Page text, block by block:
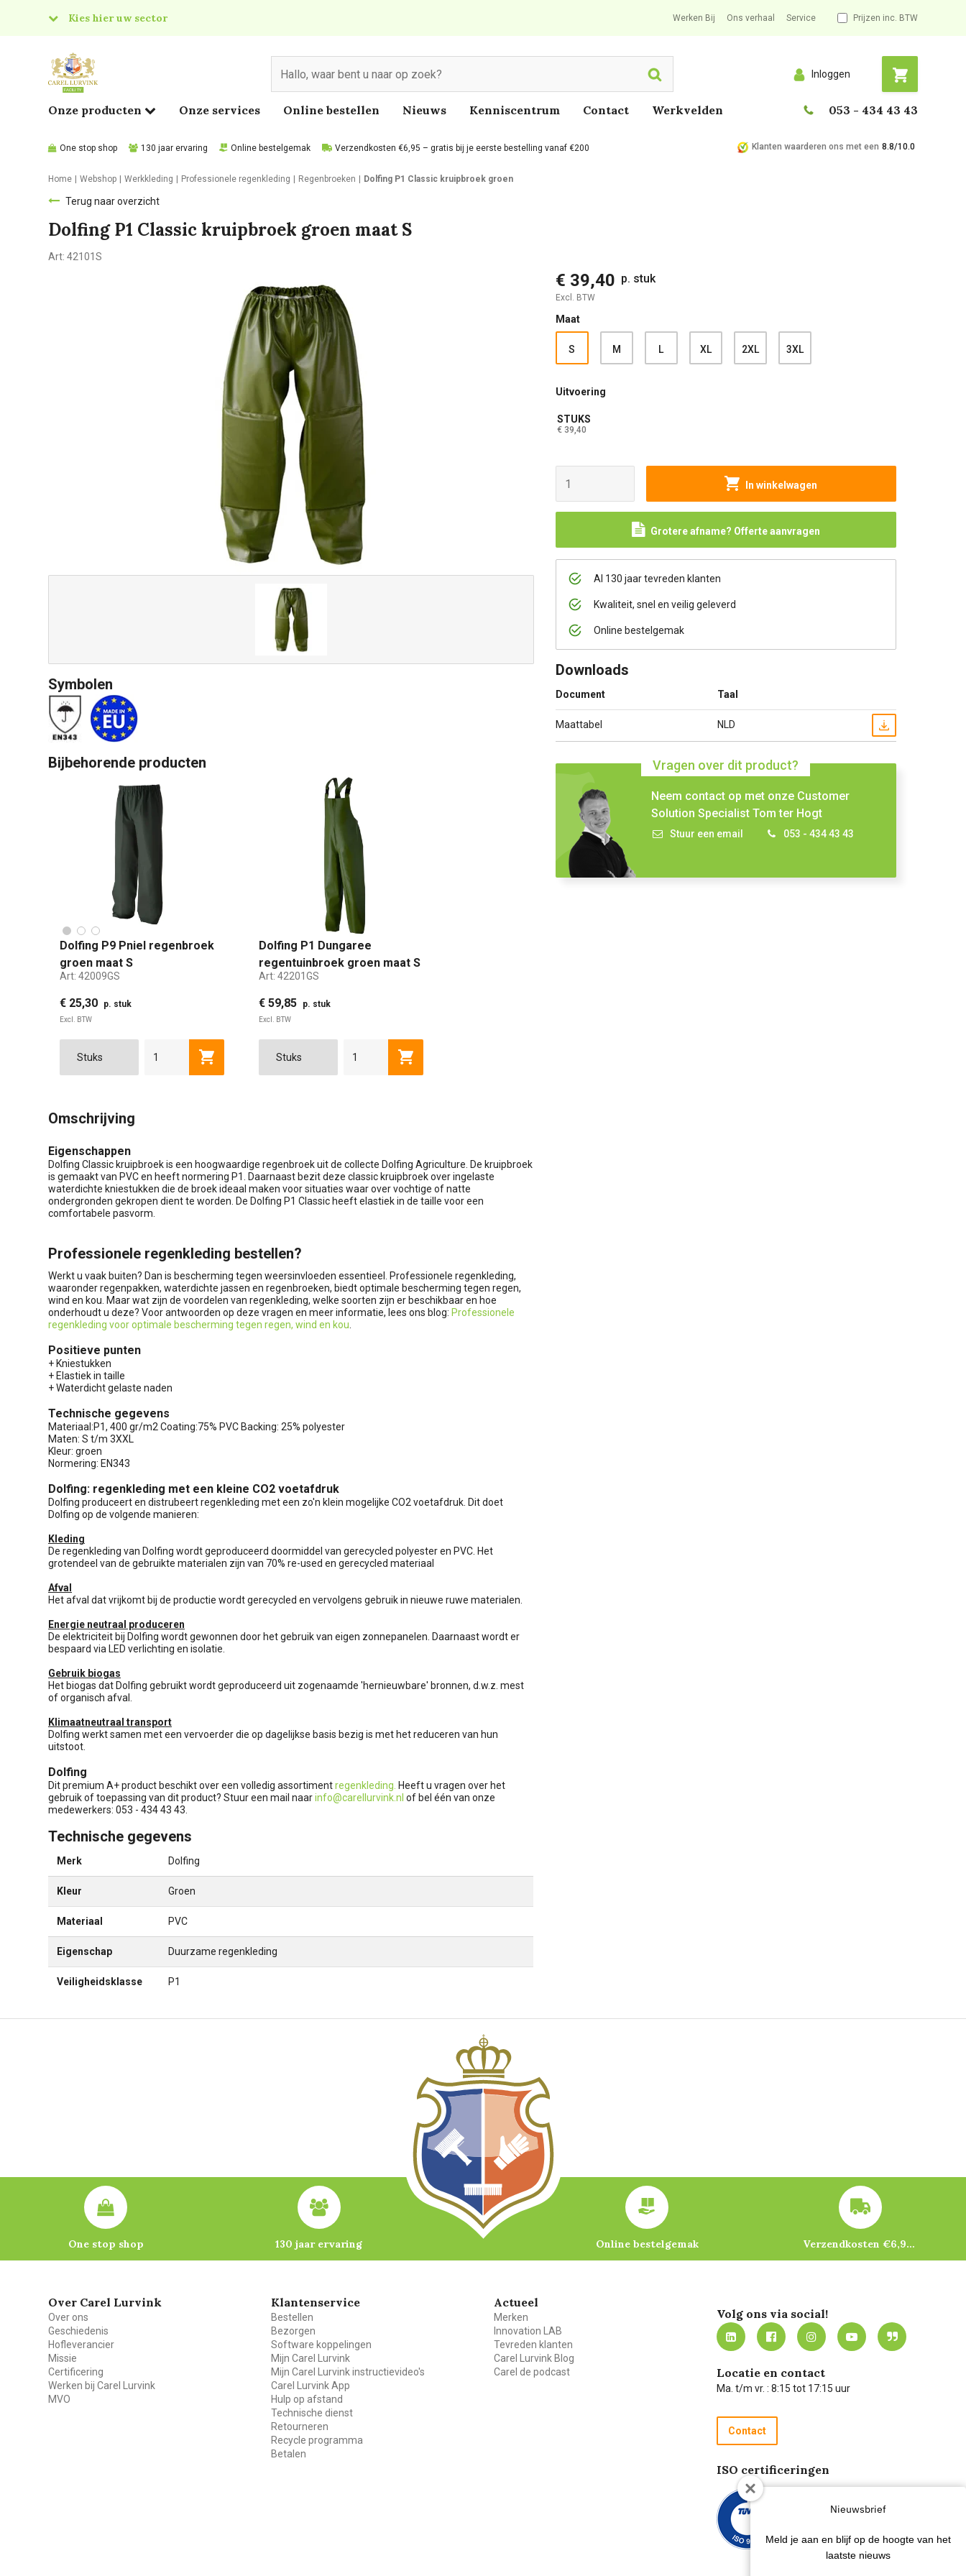
Kies hier uw sector
Food
Werken Bij Ons verhaal Service Prijzen inc. BTW
Search Inloggen
Onze producten Onze services Online bestellen Nieuws Kenniscentrum Contact Werkvelden 053 - 434 43 43
One stop shop 130 jaar ervaring Online bestelgemak Verzendkosten €6,95 – gratis bij je eerste bestelling vanaf €200 Klanten waarderen ons met een 8.8/10.0
Home Webshop Werkkleding Professionele regenkleding Regenbroeken Dolfing P1 Classic kruipbroek groen
Terug naar overzicht
Dolfing P1 Classic kruipbroek groen maat S
Art: 42101S
€ 39,40 p. stuk
Excl. BTW
Maat
S M L XL 2XL 3XL
Uitvoering
STUKS
€ 39,40
In winkelwagen
Grotere afname? Offerte aanvragen
Al 130 jaar tevreden klanten
Kwaliteit, snel en veilig geleverd
Online bestelgemak
Downloads
Document Taal
Maattabel NLD
Vragen over dit product?
Neem contact op met onze Customer
Solution Specialist Tom ter Hogt
Stuur een email 053 - 434 43 43
Symbolen
Bijbehorende producten
Dolfing P9 Pniel regenbroek
groen maat S
Art: 42009GS
€ 25,30 p. stuk
Excl. BTW
Toevoegen aan winkelwagen
Dolfing P1 Dungaree
regentuinbroek groen maat S
Art: 42201GS
€ 59,85 p. stuk
Excl. BTW
Toevoegen aan winkelwagen
Omschrijving
Eigenschappen
Dolfing Classic kruipbroek is een hoogwaardige regenbroek uit de collecte Dolfing Agriculture. De kruipbroek
is gemaakt van PVC en heeft normering P1. Daarnaast bezit deze classic kruipbroek over ingelaste
waterdichte kniestukken die de broek ideaal maken voor situaties waar over vochtige of natte
ondergronden gekropen dient te worden. De Dolfing P1 Classic heeft elastiek in de taille voor een
comfortabele pasvorm.
Professionele regenkleding bestellen?
Werkt u vaak buiten? Dan is bescherming tegen weersinvloeden essentieel. Professionele regenkleding,
waaronder regenpakken, waterdichte jassen en regenbroeken, biedt optimale bescherming tegen regen,
wind en kou. Maar wat zijn de voordelen van regenkleding, welke soorten zijn er beschikbaar en hoe
onderhoudt u deze? Voor antwoorden op deze vragen en meer informatie, lees ons blog: Professionele
regenkleding voor optimale bescherming tegen regen, wind en kou
Positieve punten
+ Kniestukken
+ Elastiek in taille
+ Waterdicht gelaste naden
Technische gegevens
Materiaal:P1, 400 gr/m2 Coating:75% PVC Backing: 25% polyester
Maten: S t/m 3XXL
Kleur: groen
Normering: EN343
Dolfing: regenkleding met een kleine CO2 voetafdruk
Dolfing produceert en distrubeert regenkleding met een zo'n klein mogelijke CO2 voetafdruk. Dit doet
Dolfing op de volgende manieren:
Kleding
De regenkleding van Dolfing wordt geproduceerd doormiddel van gerecycled polyester en PVC. Het
grotendeel van de gebruikte materialen zijn van 70% re-used en gerecycled materiaal
Afval
Het afval dat vrijkomt bij de productie wordt gerecycled en vervolgens gebruik in nieuwe ruwe materialen.
Energie neutraal produceren
De elektriciteit bij Dolfing wordt gewonnen door het gebruik van eigen zonnepanelen. Daarnaast wordt er
bespaard via LED verlichting en isolatie.
Gebruik biogas
Het biogas dat Dolfing gebruikt wordt geproduceerd uit zogenaamde 'hernieuwbare' bronnen, d.w.z. mest
of organisch afval.
Klimaatneutraal transport
Dolfing werkt samen met een vervoerder die op dagelijkse basis bezig is met het reduceren van hun
uitstoot.
Dolfing
Dit premium A+ product beschikt over een volledig assortimentregenkleding. Heeft u vragen over het
gebruik of toepassing van dit product? Stuur een mail naarinfo@carellurvink.nl of bel één van onze
medewerkers: 053 - 434 43 43.
Technische gegevens
Merk Dolfing
Kleur Groen
Materiaal PVC
Eigenschap Duurzame regenkleding
Veiligheidsklasse P1
One stop shop 130 jaar ervaring Online bestelgemak Verzendkosten €6,95 – gratis bij je eerste bestelling vanaf €200
Over Carel Lurvink
Over ons
Geschiedenis
Hofleverancier
Missie
Certificering
Werken bij Carel Lurvink
MVO
Klantenservice
Bestellen
Bezorgen
Software koppelingen
Mijn Carel Lurvink
Mijn Carel Lurvink instructievideo's
Carel Lurvink App
Hulp op afstand
Technische dienst
Retourneren
Recycle programma
Betalen
Actueel
Merken
Innovation LAB
Tevreden klanten
Carel Lurvink Blog
Carel de podcast
Volg ons via social!
Locatie en contact
Ma. t/m vr. : 8:15 tot 17:15 uur
Contact
ISO certificeringen
Nieuwsbrief
Meld je aan en blijf op de hoogte van het
laatste nieuws